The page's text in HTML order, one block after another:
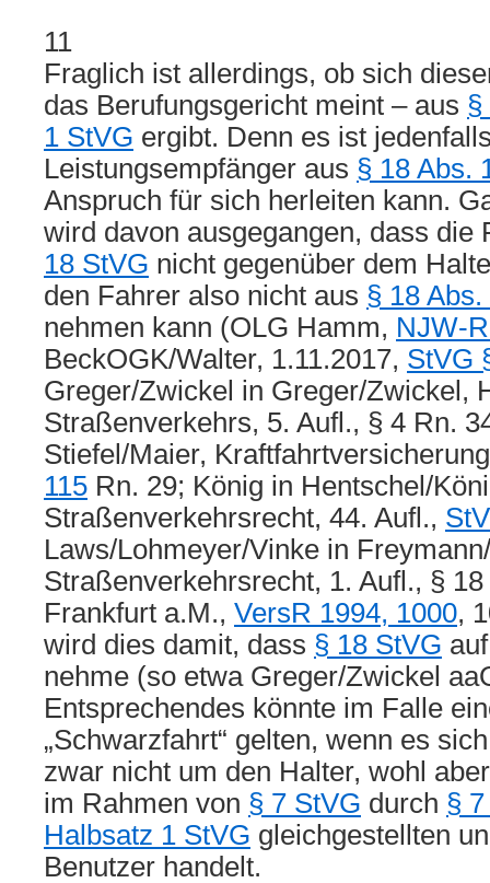
11
Fraglich ist allerdings, ob sich
das Berufungsgericht meint – aus §
1 StVG ergibt. Denn es ist
Leistungsempfänger aus § 18 Abs.
Anspruch für sich herleiten kann.
wird davon ausgegangen, dass die
18 StVG nicht gegenüber dem
den Fahrer also nicht aus § 18
nehmen kann (OLG Hamm, NJW-
BeckOGK/Walter, 1.11.2017, StVG
Greger/Zwickel in Greger/Zwickel,
Straßenverkehrs, 5. Aufl., § 4 Rn.
Stiefel/Maier,
115 Rn. 29; König in Hentschel/
Straßenverkehrsrecht, 44. Aufl.,
Laws/Lohmeyer/Vinke in
Straßenverkehrsrecht, 1. Aufl., §
Frankfurt a.M., VersR 1994, 1000,
wird dies damit, dass § 18 StVG
nehme (so etwa Greger/Zwickel
Entsprechendes könnte im Falle
„Schwarzfahrt“ gelten, wenn es
zwar nicht um den Halter, wohl
im Rahmen von § 7 StVG durch §
Halbsatz 1 StVG gleichgestellten
Benutzer handelt.